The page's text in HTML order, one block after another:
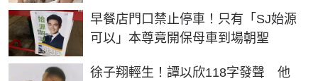
早餐店門口禁止停車！只有「SJ始源
可以」本尊竟開保母車到場朝聖
徐子翔輕生！譚以欣118字發聲 他